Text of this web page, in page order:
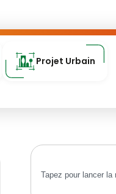
Projet Urbain